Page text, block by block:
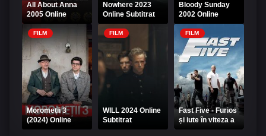
All About Anna
2005 Online
Subtitrat – Totul
despre Anna
Nowhere 2023
Online Subtitrat
Bloody Sunday
2002 Online
Subtitrat
FILM
Moromeții 3
(2024) Online
Romanesc
FILM
WILL 2024 Online
Subtitrat
FILM
Fast Five - Furios
și iute în viteza a
5-a Online